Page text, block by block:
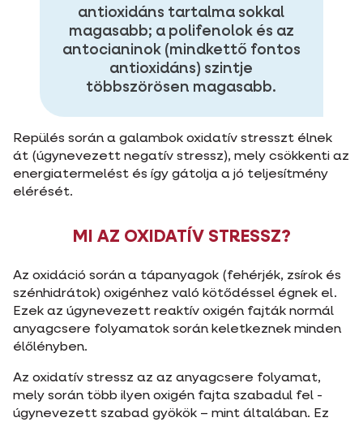
antioxidáns tartalma sokkal
magasabb; a polifenolok és az
antocianinok (mindkettő fontos
antioxidáns) szintje
többszörösen magasabb.
Repülés során a galambok oxidatív stresszt élnek
át (úgynevezett negatív stressz), mely csökkenti az
energiatermelést és így gátolja a jó teljesítmény
elérését.
MI AZ OXIDATÍV STRESSZ?
Az oxidáció során a tápanyagok (fehérjék, zsírok és
szénhidrátok) oxigénhez való kötődéssel égnek el.
Ezek az úgynevezett reaktív oxigén fajták normál
anyagcsere folyamatok során keletkeznek minden
élőlényben.
Az oxidatív stressz az az anyagcsere folyamat,
mely során több ilyen oxigén fajta szabadul fel -
úgynevezett szabad gyökök – mint általában. Ez